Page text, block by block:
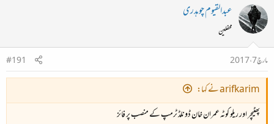
عبدالقیوم چوہدری
محفلین
مارچ 7، 2017
#191
arifkarim نے کہا:
پھٹیچر اور ریلو کوٹہ عمران خان ڈونلڈ ٹرمپ کے منصب پر فائز